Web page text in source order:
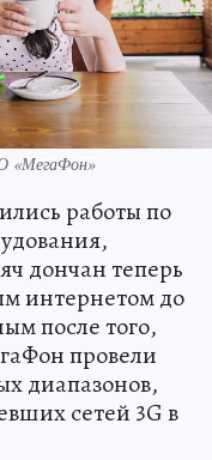
«МегаФон»
работы по
дончан теперь
интернетом до
после того,
провели
диапазонов,
сетей 3G в